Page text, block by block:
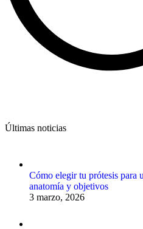
Últimas noticias
Cómo elegir tu prótesis para
anatomía y objetivos
3 marzo, 2026